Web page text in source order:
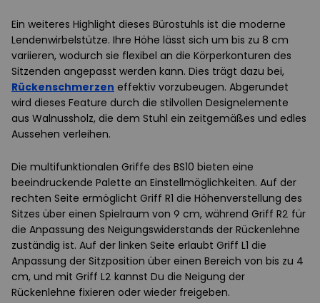
Ein weiteres Highlight dieses Bürostuhls ist die moderne
Lendenwirbelstütze. Ihre Höhe lässt sich um bis zu 8 cm
variieren, wodurch sie flexibel an die Körperkonturen des
Sitzenden angepasst werden kann. Dies trägt dazu bei,
Rückenschmerzen effektiv vorzubeugen. Abgerundet
wird dieses Feature durch die stilvollen Designelemente
aus Walnussholz, die dem Stuhl ein zeitgemäßes und edles
Aussehen verleihen.
Die multifunktionalen Griffe des BS10 bieten eine
beeindruckende Palette an Einstellmöglichkeiten. Auf der
rechten Seite ermöglicht Griff R1 die Höhenverstellung des
Sitzes über einen Spielraum von 9 cm, während Griff R2 für
die Anpassung des Neigungswiderstands der Rückenlehne
zuständig ist. Auf der linken Seite erlaubt Griff L1 die
Anpassung der Sitzposition über einen Bereich von bis zu 4
cm, und mit Griff L2 kannst Du die Neigung der
Rückenlehne fixieren oder wieder freigeben.